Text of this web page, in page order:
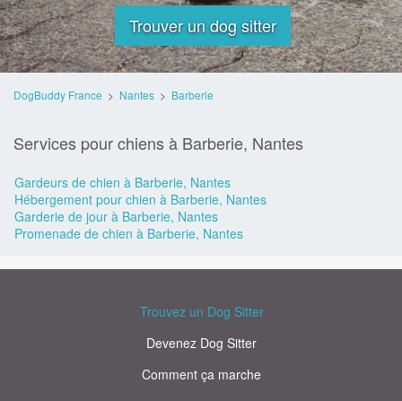
Trouver un dog sitter
DogBuddy France > Nantes > Barberie
Services pour chiens à Barberie, Nantes
Gardeurs de chien à Barberie, Nantes
Hébergement pour chien à Barberie, Nantes
Garderie de jour à Barberie, Nantes
Promenade de chien à Barberie, Nantes
Trouvez un Dog Sitter
Devenez Dog Sitter
Comment ça marche